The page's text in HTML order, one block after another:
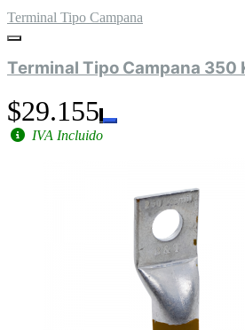
Terminal Tipo Campana
Terminal Tipo Campana 350
$29.155
IVA Incluido